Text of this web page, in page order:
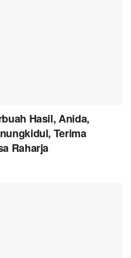
Hasil, Anida,
Terima
Raharja